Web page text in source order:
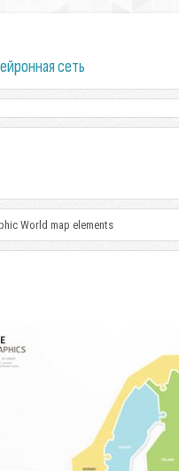
сеть
World map elements